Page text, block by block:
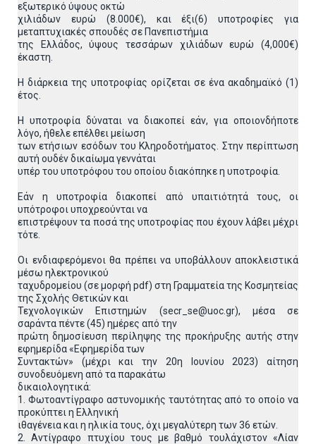
εξωτερικό ύψους οκτώ
χιλιάδων ευρώ (8.000€), και έξι(6) υποτροφίες για
μεταπτυχιακές σπουδές σε Πανεπιστήμια
της Ελλάδος, ύψους τεσσάρων χιλιάδων ευρώ (4,000€)
έκαστη.
Η διάρκεια της υποτροφίας ορίζεται σε ένα ακαδημαϊκό (1)
έτος.
Η υποτροφία δύναται να διακοπεί εάν, για οποιονδήποτε
λόγο, ήθελε επέλθει μείωση
των ετήσιων εσόδων του Κληροδοτήματος. Στην περίπτωση
αυτή ουδέν δικαίωμα γεννάται
υπέρ του υποτρόφου του οποίου διακόπηκε η υποτροφία.
Εάν η υποτροφία διακοπεί από υπαιτιότητά τους, οι
υπότροφοι υποχρεούνται να
επιστρέψουν τα ποσά της υποτροφίας που έχουν λάβει μέχρι
τότε.
Οι ενδιαφερόμενοι θα πρέπει να υποβάλλουν αποκλειστικά
μέσω ηλεκτρονικού
ταχυδρομείου (σε μορφή pdf) στη Γραμματεία της Κοσμητείας
της Σχολής Θετικών και
Τεχνολογικών Επιστημών (secr_se@uoc.gr), μέσα σε
σαράντα πέντε (45) ημέρες από την
πρώτη δημοσίευση περίληψης της προκήρυξης αυτής στην
εφημερίδα «Eφημερίδα των
Συντακτών» (μέχρι και την 20η Ιουνίου 2023) αίτηση
συνοδευόμενη από τα παρακάτω
δικαιολογητικά:
1. Φωτοαντίγραφο αστυνομικής ταυτότητας από το οποίο να
προκύπτει η Ελληνική
ιθαγένεια και η ηλικία τους, όχι μεγαλύτερη των 36 ετών.
2. Αντίγραφο πτυχίου τους με βαθμό τουλάχιστον «Λίαν